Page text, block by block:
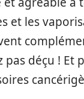
et les
pas déçu !